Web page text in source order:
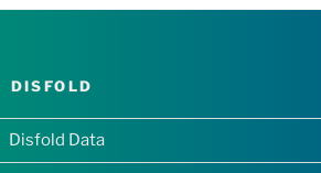
DISFOLD
Disfold Data